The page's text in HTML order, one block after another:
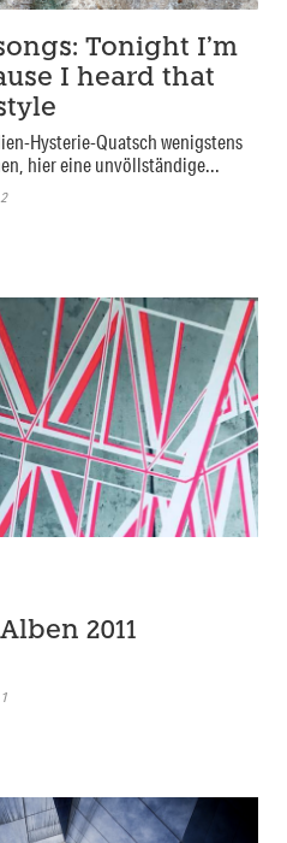
Tonight I’m
I heard that
Hysterie-Quatsch wenigstens
hier eine unvöllständige...
2011